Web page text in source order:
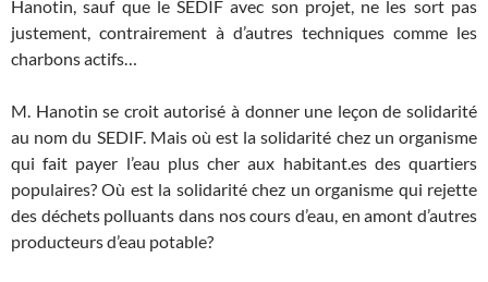
Hanotin, sauf que le SEDIF avec son projet, ne les sort pas
justement, contrairement à d’autres techniques comme les
charbons actifs…
M. Hanotin se croit autorisé à donner une leçon de solidarité
au nom du SEDIF. Mais où est la solidarité chez un organisme
qui fait payer l’eau plus cher aux habitant.es des quartiers
populaires? Où est la solidarité chez un organisme qui rejette
des déchets polluants dans nos cours d’eau, en amont d’autres
producteurs d’eau potable?